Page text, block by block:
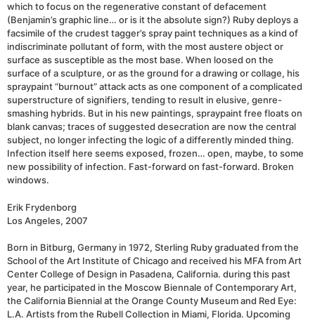
which to focus on the regenerative constant of defacement
(Benjamin’s graphic line… or is it the absolute sign?) Ruby deploys a
facsimile of the crudest tagger’s spray paint techniques as a kind of
indiscriminate pollutant of form, with the most austere object or
surface as susceptible as the most base. When loosed on the
surface of a sculpture, or as the ground for a drawing or collage, his
spraypaint “burnout” attack acts as one component of a complicated
superstructure of signifiers, tending to result in elusive, genre-
smashing hybrids. But in his new paintings, spraypaint free floats on
blank canvas; traces of suggested desecration are now the central
subject, no longer infecting the logic of a differently minded thing.
Infection itself here seems exposed, frozen… open, maybe, to some
new possibility of infection. Fast-forward on fast-forward. Broken
windows.
Erik Frydenborg
Los Angeles, 2007
Born in Bitburg, Germany in 1972, Sterling Ruby graduated from the
School of the Art Institute of Chicago and received his MFA from Art
Center College of Design in Pasadena, California. during this past
year, he participated in the Moscow Biennale of Contemporary Art,
the California Biennial at the Orange County Museum and Red Eye:
L.A. Artists from the Rubell Collection in Miami, Florida. Upcoming